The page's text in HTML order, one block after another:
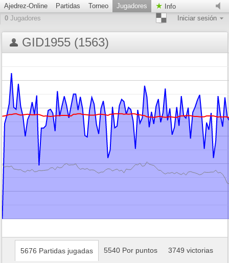
Ajedrez-Online Partidas Torneo Jugadores
Info
0 Jugadores Iniciar sesión
GID1955 (1563)
5676 Partidas jugadas 5540 Por puntos 3749 victorias